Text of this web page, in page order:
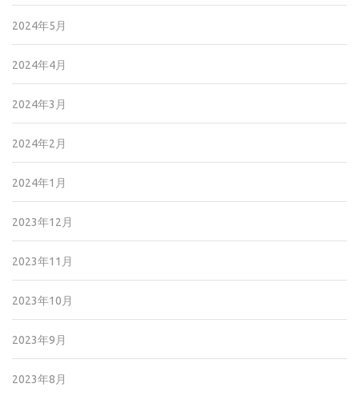
2024年5月
2024年4月
2024年3月
2024年2月
2024年1月
2023年12月
2023年11月
2023年10月
2023年9月
2023年8月